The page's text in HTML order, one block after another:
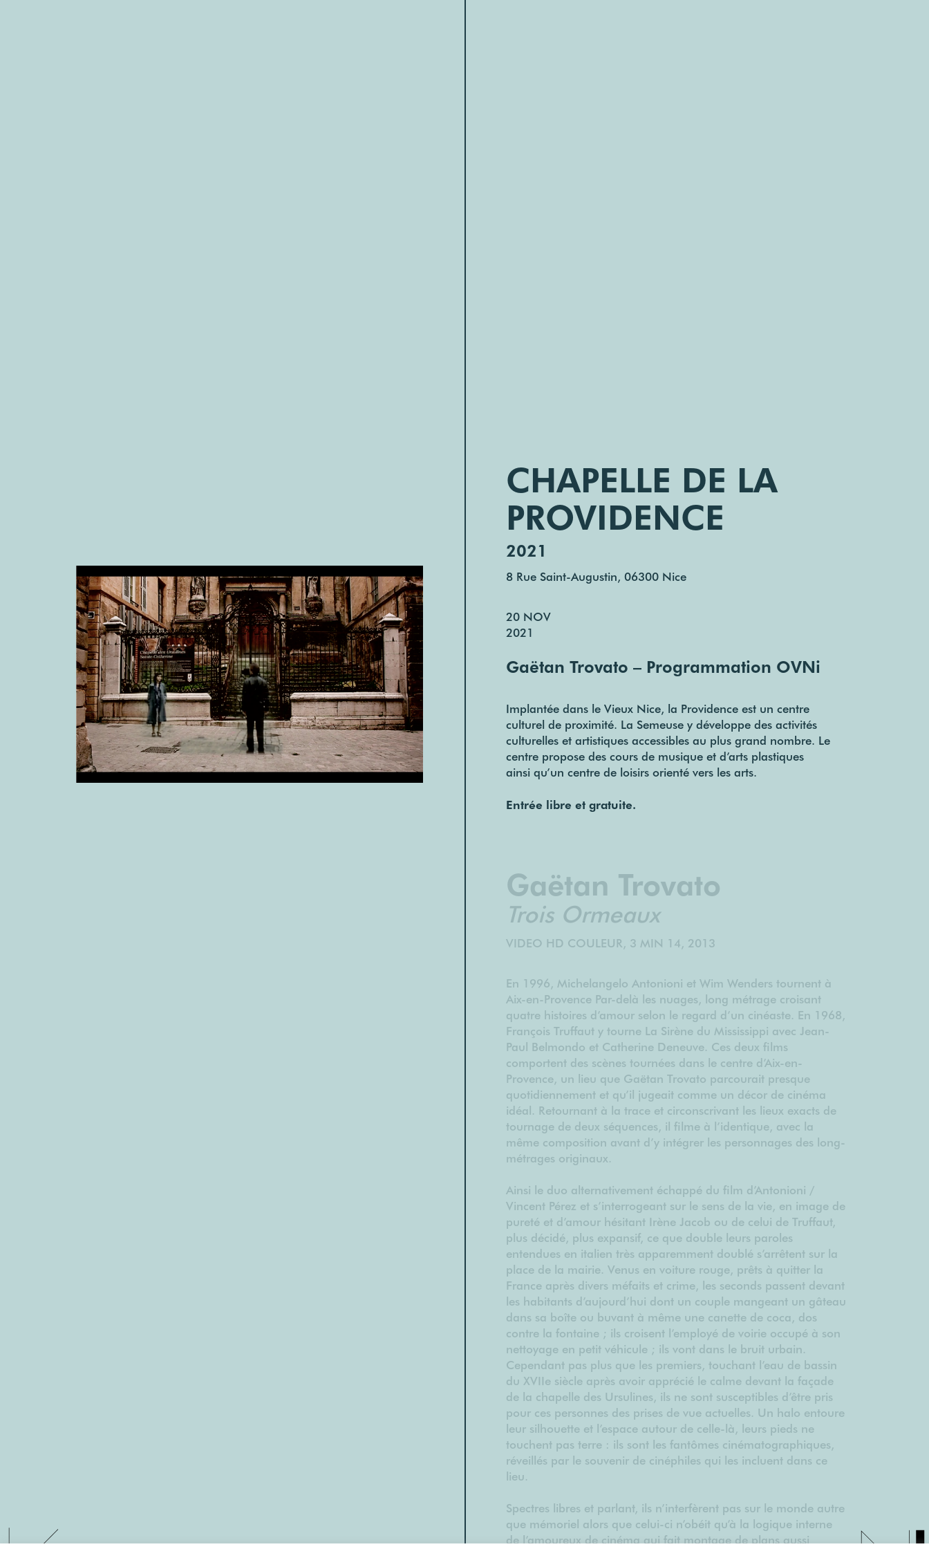
CHAPELLE DE LA
PROVIDENCE
2021
8 Rue Saint-Augustin, 06300 Nice
20 NOV
2021
Gaëtan Trovato – Programmation OVNi
Implantée dans le Vieux Nice, la Providence est un centre
culturel de proximité. La Semeuse y développe des activités
culturelles et artistiques accessibles au plus grand nombre. Le
centre propose des cours de musique et d’arts plastiques
ainsi qu’un centre de loisirs orienté vers les arts.
Entrée libre et gratuite.
Gaëtan Trovato
Trois Ormeaux
VIDEO HD COULEUR, 3 MIN 14, 2013
En 1996, Michelangelo Antonioni et Wim Wenders tournent à
Aix-en-Provence Par-delà les nuages, long métrage croisant
quatre histoires d’amour selon le regard d’un cinéaste. En 1968,
François Truffaut y tourne La Sirène du Mississippi avec Jean-
Paul Belmondo et Catherine Deneuve. Ces deux films
comportent des scènes tournées dans le centre d’Aix-en-
Provence, un lieu que Gaëtan Trovato parcourait presque
quotidiennement et qu’il jugeait comme un décor de cinéma
idéal. Retournant à la trace et circonscrivant les lieux exacts de
tournage de deux séquences, il filme à l’identique, avec la
même composition avant d’y intégrer les personnages des long-
métrages originaux.
Ainsi le duo alternativement échappé du film d’Antonioni /
Vincent Pérez et s’interrogeant sur le sens de la vie, en image de
pureté et d’amour hésitant Irène Jacob ou de celui de Truffaut,
plus décidé, plus expansif, ce que double leurs paroles
entendues en italien très apparemment doublé s’arrêtent sur la
place de la mairie. Venus en voiture rouge, prêts à quitter la
France après divers méfaits et crime, les seconds passent devant
les habitants d’aujourd’hui dont un couple mangeant un gâteau
dans sa boîte ou buvant à même une canette de coca, dos
contre la fontaine ; ils croisent l’employé de voirie occupé à son
nettoyage en petit véhicule ; ils vont dans le bruit urbain.
Cependant pas plus que les premiers, touchant l’eau de bassin
du XVIIe siècle après avoir apprécié le calme devant la façade
de la chapelle des Ursulines, ils ne sont susceptibles d’être pris
pour ces personnes des prises de vue actuelles. Un halo entoure
leur silhouette et l’espace autour de celle-là, leurs pieds ne
touchent pas terre : ils sont les fantômes cinématographiques,
réveillés par le souvenir de cinéphiles qui les incluent dans ce
lieu.
Spectres libres et parlant, ils n’interfèrent pas sur le monde autre
que mémoriel alors que celui-ci n’obéit qu’à la logique interne
de l’amoureux de cinéma qui fait montage de plans aussi